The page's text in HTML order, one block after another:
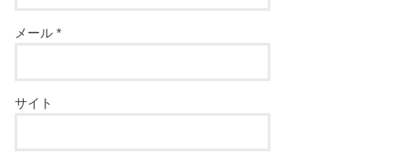
メール*
サイト